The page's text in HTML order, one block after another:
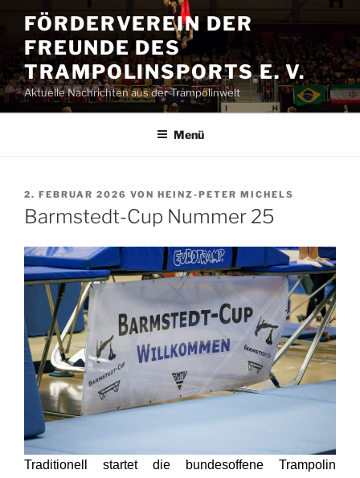
Inhalt
springen
FÖRDERVEREIN DER
FREUNDE DES
TRAMPOLINSPORTS E. V.
Aktuelle Nachrichten aus der Trampolinwelt
Menü
VERÖFFENTLICHT
AM
2. FEBRUAR 2026 VON HEINZ-PETER MICHELS
Barmstedt-Cup Nummer 25
Traditionell startet die bundesoffene Trampolin